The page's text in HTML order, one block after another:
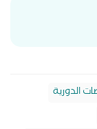
الدورية